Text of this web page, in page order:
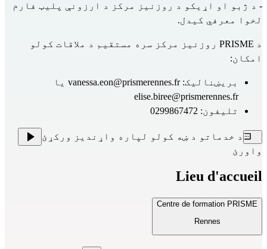
- د ژبو او اړیکو د روزنیز مرکز د ارزونې پلیټ فارم
لخوا معرفي کیدل.
د PRISME روزنیز مرکز سره مستقیم د ملاقات کولو
امکان:
بریښنالیک:vanessa.eon@prismerennes.fr یا
elise.biree@prismerennes.fr
تلیفون: 0299867472
د خدماتو د ښه کولو لپاره واړندیز ورکړئ
واورئ
Lieu d'accueil
Centre de formation PRISME
Rennes